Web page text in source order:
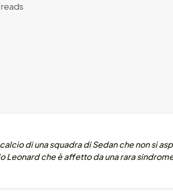
di una squadra di Sedan che non si
Leonard che è affetto da una rara